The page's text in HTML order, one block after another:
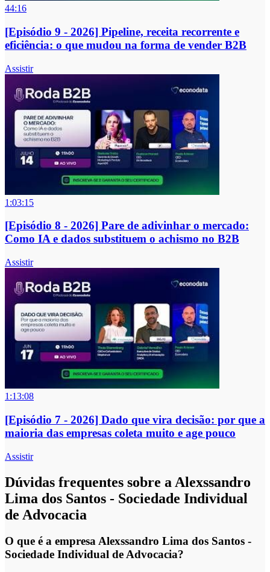
44:16
[Episódio 9 - 2026] Pipeline, receita recorrente e
eficiência: o que mudou na forma de vender B2B
Assistir
1:03:15
[Episódio 8 - 2026] Pare de adivinhar o mercado:
Como IA e dados substituem o achismo no B2B
Assistir
1:13:08
[Episódio 7 - 2026] Dado que vira decisão: por que a
maioria das empresas coleta muito e age pouco
Assistir
Dúvidas frequentes sobre a Alexssandro
Lima dos Santos - Sociedade Individual
de Advocacia
O que é a empresa Alexssandro Lima dos Santos -
Sociedade Individual de Advocacia?